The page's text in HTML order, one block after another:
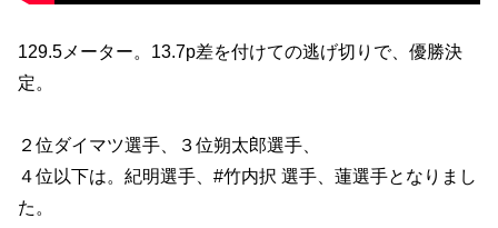
129.5メーター。13.7p差を付けての逃げ切りで、優勝決
定。
２位ダイマツ選手、３位朔太郎選手、
４位以下は。紀明選手、#竹内択 選手、蓮選手となりまし
た。